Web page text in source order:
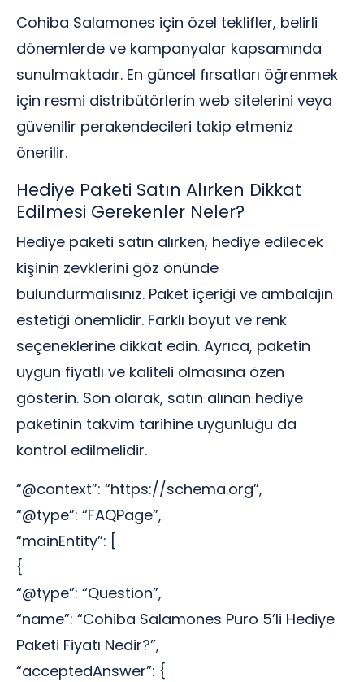
Cohiba Salamones için özel teklifler, belirli
dönemlerde ve kampanyalar kapsamında
sunulmaktadır. En güncel fırsatları öğrenmek
için resmi distribütörlerin web sitelerini veya
güvenilir perakendecileri takip etmeniz
önerilir.
Hediye Paketi Satın Alırken Dikkat
Edilmesi Gerekenler Neler?
Hediye paketi satın alırken, hediye edilecek
kişinin zevklerini göz önünde
bulundurmalısınız. Paket içeriği ve ambalajın
estetiği önemlidir. Farklı boyut ve renk
seçeneklerine dikkat edin. Ayrıca, paketin
uygun fiyatlı ve kaliteli olmasına özen
gösterin. Son olarak, satın alınan hediye
paketinin takvim tarihine uygunluğu da
kontrol edilmelidir.
“@context”: “https://schema.org”,
“@type”: “FAQPage”,
“mainEntity”: [
{
“@type”: “Question”,
“name”: “Cohiba Salamones Puro 5’li Hediye
Paketi Fiyatı Nedir?”,
“acceptedAnswer”: {